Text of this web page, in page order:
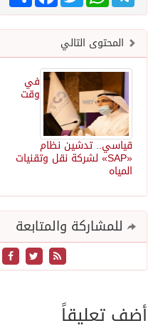
المحتوى التالي
في
وقت
قياسي.. تدشين نظام
«SAP» لشركة نقل وتقنيات
المياه
للمشاركة والمتابعة
أضف تعليقاً